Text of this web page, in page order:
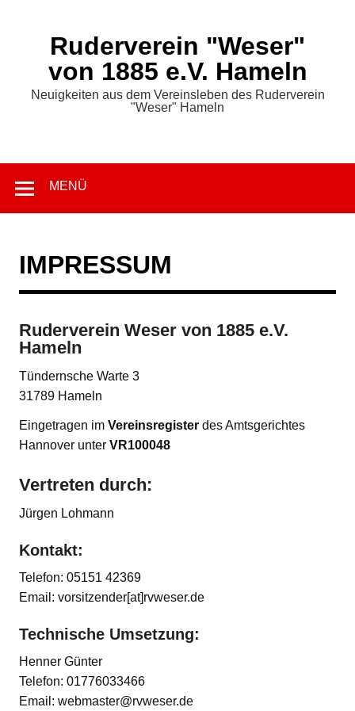
Ruderverein "Weser"
von 1885 e.V. Hameln
Neuigkeiten aus dem Vereinsleben des Ruderverein
"Weser" Hameln
MENÜ
IMPRESSUM
Ruderverein Weser von 1885 e.V.
Hameln
Tündernsche Warte 3
31789 Hameln
Eingetragen im Vereinsregister des Amtsgerichtes
Hannover unter VR100048
Vertreten durch:
Jürgen Lohmann
Kontakt:
Telefon: 05151 42369
Email: vorsitzender[at]rvweser.de
Technische Umsetzung:
Henner Günter
Telefon: 01776033466
Email: webmaster@rvweser.de